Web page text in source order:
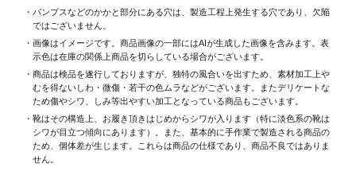
・パンプスなどのかかと部分にある穴は、製造工程上発生する穴であり、欠陥
ではございません。
・画像はイメージです。商品画像の一部にはAIが生成した画像を含みます。表
示色は在庫の関係上商品を切らしている場合がございます。
・商品は検品を遂行しておりますが、独特の風合いを出すため、素材加工上
むを得ないしわ・微傷・若干の色ムラなどがございます。またデリケートな
ため傷やシワ、しみ等出やすい加工となっている商品もございます。
・靴はその構造上、お履き頂きはじめからシワが入ります（特に淡色系の靴は
シワが目立つ傾向にあります）。また、基本的に手作業で製造される商品の
ため、個体差が生じます。これらは商品の仕様であり、商品不良ではありま
せん。